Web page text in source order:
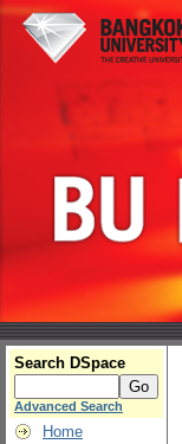
Search DSpace
Advanced Search
Home